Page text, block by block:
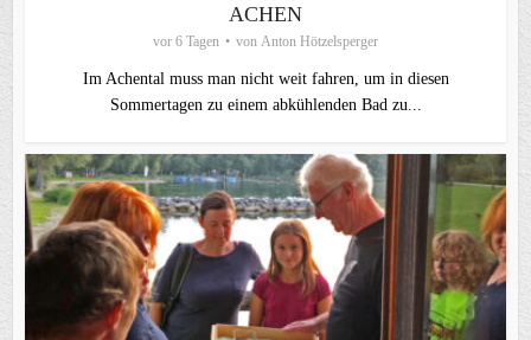
ACHEN
vor 6 Tagen von Anton Hötzelsperger
Im Achental muss man nicht weit fahren, um in diesen
Sommertagen zu einem abkühlenden Bad zu...